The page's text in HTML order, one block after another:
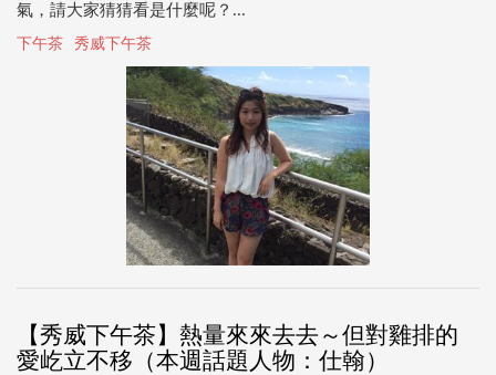
氣，請大家猜猜看是什麼呢？...
下午茶 秀威下午茶
【秀威下午茶】熱量來來去去～但對雞排的
愛屹立不移（本週話題人物：仕翰）